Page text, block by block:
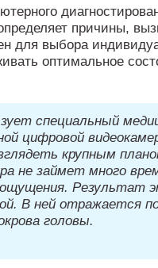
причины,
для выбора
оптимальное
специальный
цифровой
крупным
не займет много
Результат
В ней отражается
головы.